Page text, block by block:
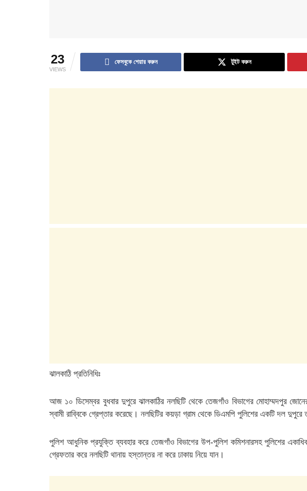
23
VIEWS
ফেসবুকে শেয়ার করুন টুইট করুন
ঝালকাঠি প্রতিনিধিঃ
আজ ১০ ডিসেম্বর বুধবার দুপুরে ঝালকাঠির নলছিটি থেকে তেজগাঁও বিভাগের মোহাম্মদপুর
স্বামী রাব্বিকে গ্রেপ্তার করেছে। নলছিটির কয়ড়া গ্রাম থেকে ডিএমপি পুলিশের একটি দল দুপুরে
পুলিশ আধুনিক প্রযুক্তি ব্যবহার করে তেজগাঁও বিভাগের উপ-পুলিশ কমিশনারসহ পুলিশের
গ্রেফতার করে নলছিটি থানায় হস্তান্তর না করে ঢাকায় নিয়ে যান।